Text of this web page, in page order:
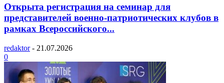
Открыта регистрация на семинар для
представителей военно-патриотических клубов в
рамках Всероссийского...
redaktor - 21.07.2026
0